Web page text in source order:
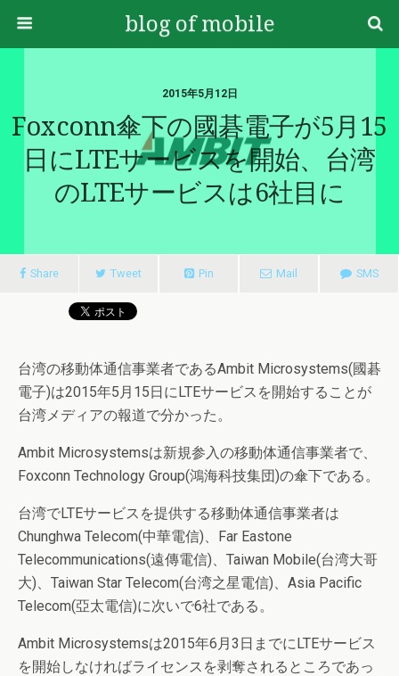
blog of mobile
2015年5月12日
Foxconn傘下の國碁電子が5月15
日にLTEサービスを開始、台湾
のLTEサービスは6社目に
Share Tweet Pin Mail SMS
台湾の移動体通信事業者であるAmbit Microsystems(國碁
電子)は2015年5月15日にLTEサービスを開始することが
台湾メディアの報道で分かった。
Ambit Microsystemsは新規参入の移動体通信事業者で、
Foxconn Technology Group(鴻海科技集団)の傘下である。
台湾でLTEサービスを提供する移動体通信事業者は
Chunghwa Telecom(中華電信)、Far Eastone
Telecommunications(遠傳電信)、Taiwan Mobile(台湾大哥
大)、Taiwan Star Telecom(台湾之星電信)、Asia Pacific
Telecom(亞太電信)に次いで6社である。
Ambit Microsystemsは2015年6月3日までにLTEサービス
を開始しなければライセンスを剥奪されるところであっ